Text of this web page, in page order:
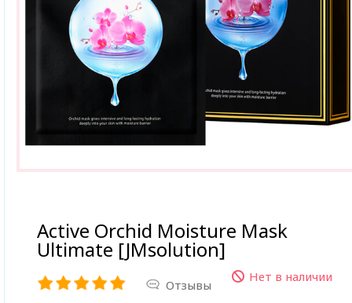
Active Orchid Moisture Mask
Ultimate [JMsolution]
Отзывы
Нет в наличии